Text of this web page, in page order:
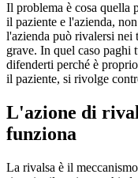
Il problema è cosa quella
il paziente e l'azienda,
l'azienda può rivalersi nei
grave. In quel caso
difenderti perché è
il paziente, si rivolge
L'azione di
funziona
La rivalsa è il